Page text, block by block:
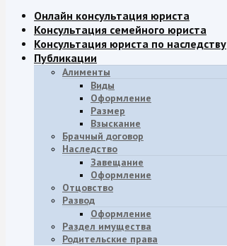
Онлайн консультация юриста
Консультация семейного юриста
Консультация юриста по наследству
Публикации
Алименты
Виды
Оформление
Размер
Взыскание
Брачный договор
Наследство
Завещание
Oформление
Отцовство
Развод
Оформление
Раздел имущества
Родительские права